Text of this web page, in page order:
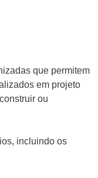
que permitem
em projeto
ou
incluindo os